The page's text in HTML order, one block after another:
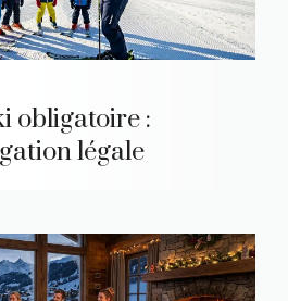
obligatoire :
légale